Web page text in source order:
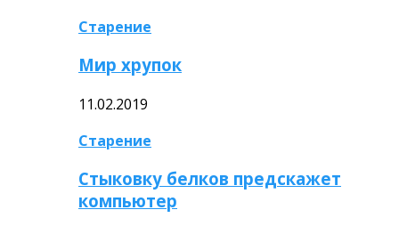
Старение
Мир хрупок
11.02.2019
Старение
Стыковку белков предскажет
компьютер